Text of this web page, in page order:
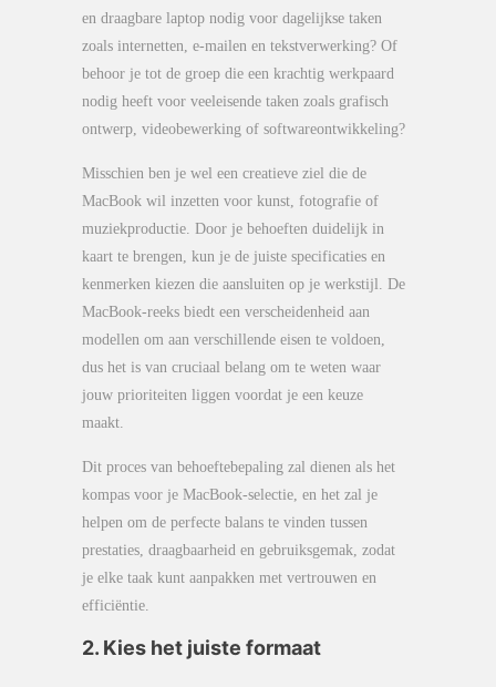
en draagbare laptop nodig voor dagelijkse taken
zoals internetten, e-mailen en tekstverwerking? Of
behoor je tot de groep die een krachtig werkpaard
nodig heeft voor veeleisende taken zoals grafisch
ontwerp, videobewerking of softwareontwikkeling?
Misschien ben je wel een creatieve ziel die de
MacBook wil inzetten voor kunst, fotografie of
muziekproductie. Door je behoeften duidelijk in
kaart te brengen, kun je de juiste specificaties en
kenmerken kiezen die aansluiten op je werkstijl. De
MacBook-reeks biedt een verscheidenheid aan
modellen om aan verschillende eisen te voldoen,
dus het is van cruciaal belang om te weten waar
jouw prioriteiten liggen voordat je een keuze
maakt.
Dit proces van behoeftebepaling zal dienen als het
kompas voor je MacBook-selectie, en het zal je
helpen om de perfecte balans te vinden tussen
prestaties, draagbaarheid en gebruiksgemak, zodat
je elke taak kunt aanpakken met vertrouwen en
efficiëntie.
2. Kies het juiste formaat